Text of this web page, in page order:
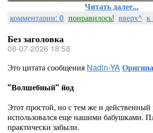
Читать далее...
комментарии: 0 понравилось! вверх^ к
Без заголовка
08-07-2026 18:58
Это цитата сообщения Nadin-YA
"Волшебный" йод
Этот простой, но с тем же и действенный
использовался еще нашими бабушками.
практически забыли.